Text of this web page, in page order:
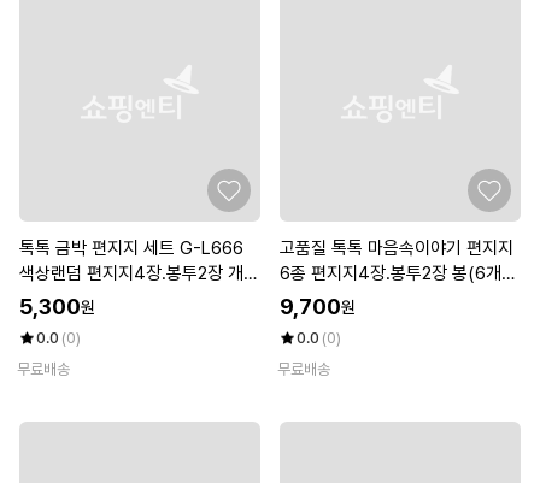
톡톡 금박 편지지 세트 G-L666
색상랜덤 편지지4장.봉투2장 개(1
개입)
5,300원
0.0 (0)
무료배송
고품질 톡톡 마음속이야기 편지지
6종 편지지4장.봉투2장 봉(6개
입) (WFKF824)
9,700원
0.0 (0)
무료배송